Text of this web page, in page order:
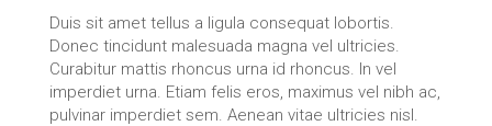
Duis sit amet tellus a ligula consequat lobortis.
Donec tincidunt malesuada magna vel ultricies.
Curabitur mattis rhoncus urna id rhoncus. In vel
imperdiet urna. Etiam felis eros, maximus vel nibh ac,
pulvinar imperdiet sem. Aenean vitae ultricies nisl.